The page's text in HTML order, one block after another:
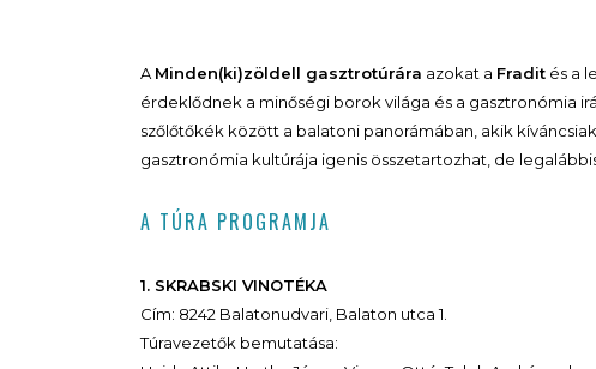
A Minden(ki)zöldell gasztrotúrára azokat a Fradit és a
érdeklődnek a minőségi borok világa és a gasztronómia
szőlőtőkék között a balatoni panorámában, akik
gasztronómia kultúrája igenis összetartozhat, de
A TÚRA PROGRAMJA
1. SKRABSKI VINOTÉKA
Cím: 8242 Balatonudvari, Balaton utca 1.
Túravezetők bemutatása: